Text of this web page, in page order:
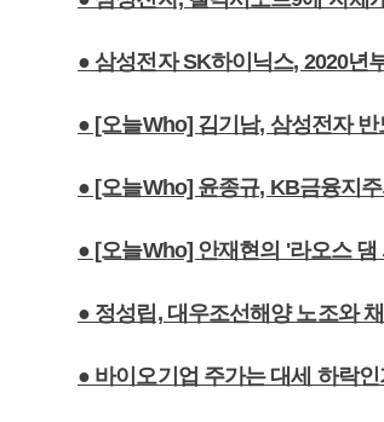
● 삼성전자 SK하이닉스, 2020년
● [오늘Who] 김기남, 삼성전자
● [오늘Who] 윤종규, KB금융지
● [오늘Who] 안재현의 '라오스 댐
● 정성립, 대우조선해양 노조와
● 바이오기업 주가는 대세 하락